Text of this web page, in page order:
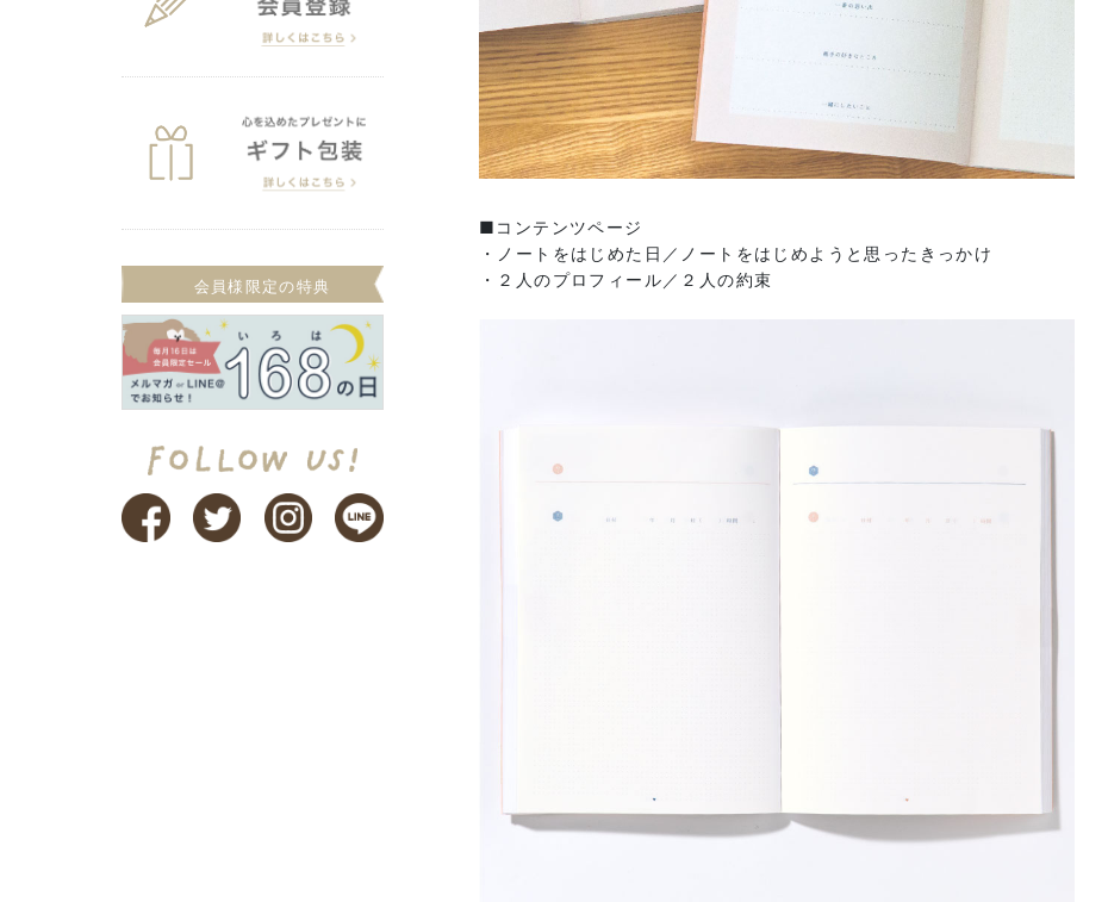
■コンテンツページ
・ノートをはじめた日／ノートをはじめようと思ったきっかけ
・２人のプロフィール／２人の約束
会員様限定の特典